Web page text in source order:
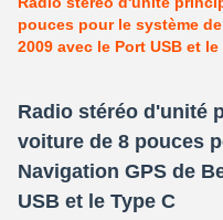
pouces pour le système
2009 avec le Port USB et le
Radio stéréo d'unité
voiture de 8 pouces
Navigation GPS de
USB et le Type C